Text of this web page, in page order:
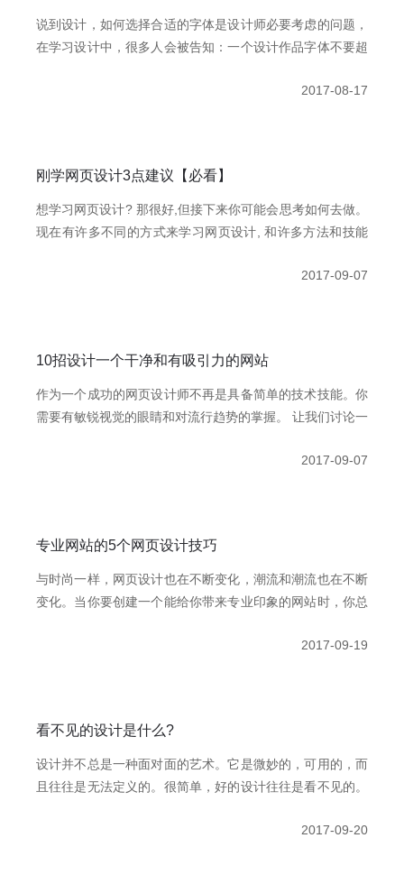
说到设计，如何选择合适的字体是设计师必要考虑的问题，
在学习设计中，很多人会被告知：一个设计作品字体不要超
页设计上讲，字体的选择的确不太超过三种，打个比方说，
经过对字体的变色、大小、粗细调整，就可以实现简单排版
上字体的层次关系，再加上其他几个Italic、Regular、
Heavy等基础的变形，配合字间距、行间距等设定，单凭一
2017-08-17
刚学网页设计3点建议【必看】
想学习网页设计? 那很好,但接下来你可能会思考如何去做。
现在有许多不同的方式来学习网页设计, 和许多方法和技能
2017-09-07
10招设计一个干净和有吸引力的网站
作为一个成功的网页设计师不再是具备简单的技术技能。你
需要有敏锐视觉的眼睛和对流行趋势的掌握。 让我们讨论一
看以下几点,将帮助你设计一个更干净、有吸引力的网站。你
2017-09-07
专业网站的5个网页设计技巧
与时尚一样，网页设计也在不断变化，潮流和潮流也在不断
变化。当你要创建一个能给你带来专业印象的网站时，你总
2017-09-19
看不见的设计是什么?
设计并不总是一种面对面的艺术。它是微妙的，可用的，而
且往往是无法定义的。很简单，好的设计往往是看不见的。
隐藏的含义。它是关于创建大型的以用户为导向的项目，这
2017-09-20